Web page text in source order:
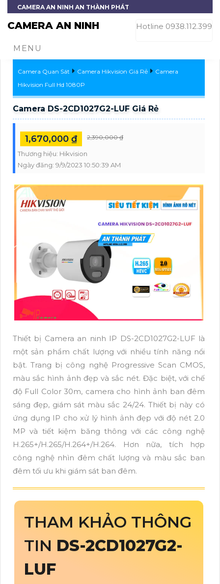
CAMERA AN NINH AN THÀNH PHÁT
CAMERA AN NINH Hotline 0938.112.399
MENU
Camera Quan Sát Camera Hikvision Giá Rẻ
Camera
Hikvision Full Hd 1080P
Camera DS-2CD1027G2-LUF Giá Rẻ
1,670,000 ₫ 2,390,000 ₫
Thương hiệu: Hikvision
Ngày đăng: 9/9/2023 10:50:39 AM
Thiết bị Camera an ninh IP DS-2CD1027G2-LUF là
một sản phẩm chất lượng với nhiều tính năng nổi
bật. Trang bị công nghệ Progressive Scan CMOS,
màu sắc hình ảnh đẹp và sắc nét. Đặc biệt, với chế
độ Full Color 30m, camera cho hình ảnh ban đêm
sáng đẹp, giám sát màu sắc 24/24. Thiết bị này có
ứng dụng IP cho xử lý hình ảnh đẹp với độ nét 2.0
MP và tiết kiệm băng thông với các công nghệ
H.265+/H.265/H.264+/H.264. Hơn nữa, tích hợp
công nghệ nhìn đêm chất lượng và màu sắc ban
đêm tối ưu khi giám sát ban đêm.
THAM KHẢO THÔNG
TIN DS-2CD1027G2-
LUF